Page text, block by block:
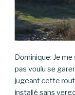
Dominique: Je
pas voulu se
jugeant cette
installé sans